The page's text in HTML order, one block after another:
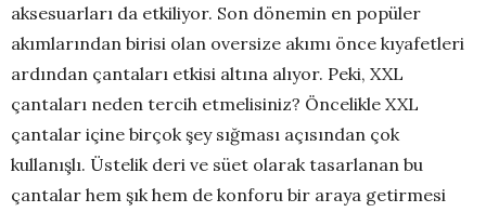
aksesuarları da etkiliyor. Son dönemin en popüler
akımlarından birisi olan oversize akımı önce kıyafetleri
ardından çantaları etkisi altına alıyor. Peki, XXL
çantaları neden tercih etmelisiniz? Öncelikle XXL
çantalar içine birçok şey sığması açısından çok
kullanışlı. Üstelik deri ve süet olarak tasarlanan bu
çantalar hem şık hem de konforu bir araya getirmesi